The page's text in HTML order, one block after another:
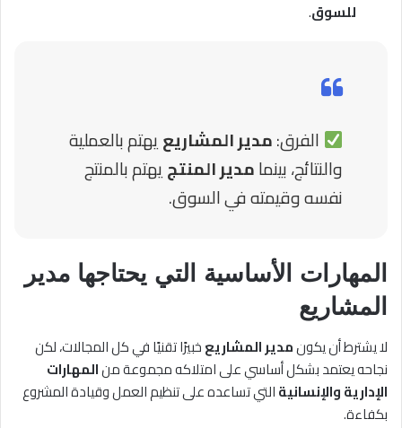
للسوق.
الفرق:مدير المشاريعيهتم بالعملية
والنتائج، بينمامدير المنتجيهتم بالمنتج
نفسه وقيمته في السوق.
المهارات الأساسية التي يحتاجها مدير
المشاريع
لا يشترط أن يكونمدير المشاريعخبيرًا تقنيًا في كل المجالات، لكن
نجاحه يعتمد بشكل أساسي على امتلاكه مجموعة منالمهارات
الإدارية والإنسانيةالتي تساعده على تنظيم العمل وقيادة المشروع
بكفاءة.